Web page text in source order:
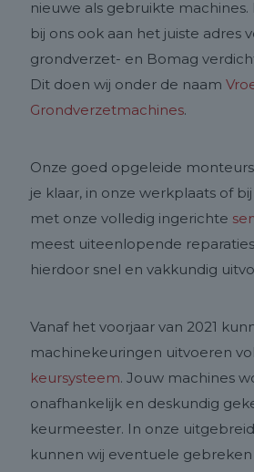
nieuwe als gebruikte machines.
bij ons ook aan het juiste adres
grondverzet- en Bomag
Dit doen wij onder de naam
Grondverzetmachines.
Onze goed opgeleide
je klaar, in onze werkplaats of
met onze volledig ingerichte
meest uiteenlopende
hierdoor snel en vakkundig
Vanaf het voorjaar van 2021
machinekeuringen uitvoeren
keursysteem. Jouw machines
onafhankelijk en deskundig
keurmeester. In onze
kunnen wij eventuele gebreken